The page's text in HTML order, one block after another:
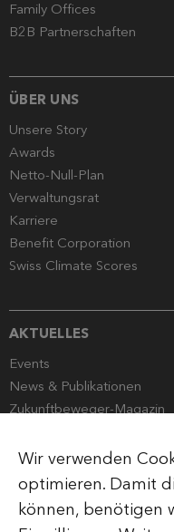
Family Offices
B2B Partnerschaften
ÜBER UNS
Unsere Story
Awards
Netto-Null-Plan
Verwaltungsrat
Karriere
Benefit Corporation
Swiss Climate Scores
AKTUELLES
Events
News & Publikationen
Zukunftbeweger-Magazin
Mediencorner
Wir verwenden
optimieren. Damit
können, benötigen